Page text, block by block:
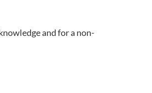
and for a non-